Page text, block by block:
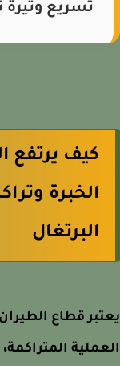
تسريع وتيرة
كيف يرتفع
الخبرة
البرتغال
قطاع الطيران
المتراكمة،